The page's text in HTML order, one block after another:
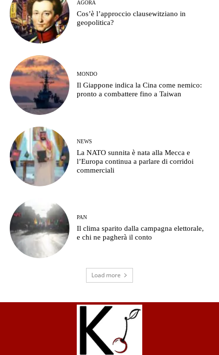
AGORÀ
Cos’è l’approccio clausewitziano in
geopolitica?
MONDO
Il Giappone indica la Cina come nemico:
pronto a combattere fino a Taiwan
NEWS
La NATO sunnita è nata alla Mecca e
l’Europa continua a parlare di corridoi
commerciali
PAN
Il clima sparito dalla campagna elettorale,
e chi ne pagherà il conto
Load more